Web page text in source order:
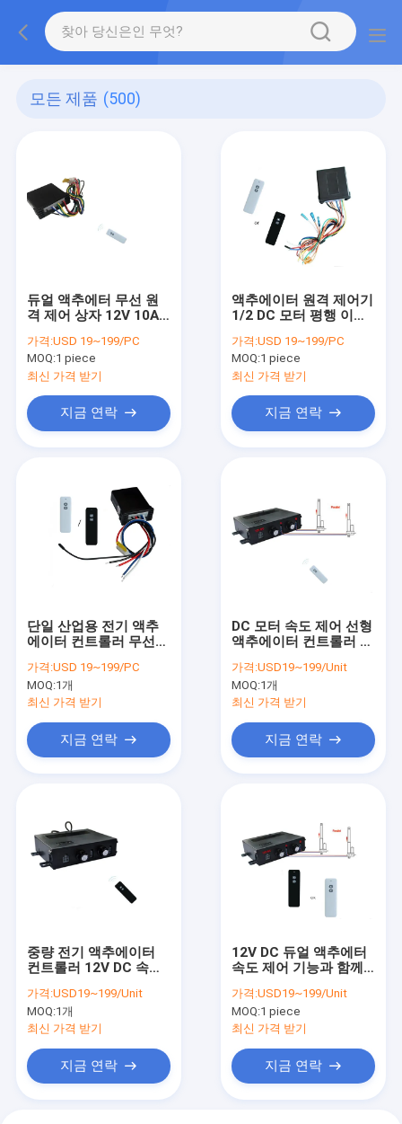
모든 제품 (500)
듀얼 액추에터 무선 원
격 제어 상자 12V 10A
가격:USD 19~199/PC
MOQ:1 piece
최신 가격 받기
지금 연락
액추에이터 원격 제어기
1/2 DC 모터 평행 이동
가격:USD 19~199/PC
MOQ:1 piece
최신 가격 받기
지금 연락
단일 산업용 전기 액추
에이터 컨트롤러 무선
가격:USD 19~199/PC
MOQ:1개
최신 가격 받기
지금 연락
DC 모터 속도 제어 선형
액추에이터 컨트롤러 자
30A
가격:USD19~199/Unit
MOQ:1개
최신 가격 받기
지금 연락
중량 전기 액추에이터
컨트롤러 12V DC 속도
절
가격:USD19~199/Unit
MOQ:1개
최신 가격 받기
지금 연락
12V DC 듀얼 액추에터
속도 제어 기능과 함께
가격:USD19~199/Unit
MOQ:1 piece
최신 가격 받기
지금 연락